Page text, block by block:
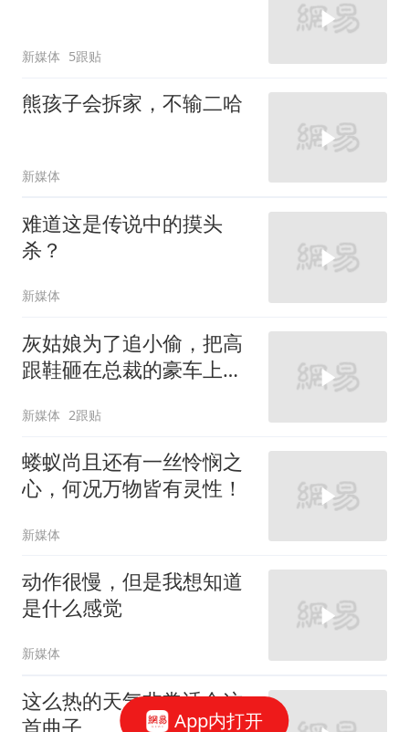
新媒体 5跟贴
熊孩子会拆家，不输二哈
新媒体
难道这是传说中的摸头
杀？
新媒体
灰姑娘为了追小偷，把高
跟鞋砸在总裁的豪车上，
新媒体 2跟贴
蝼蚁尚且还有一丝怜悯之
心，何况万物皆有灵性！
新媒体
动作很慢，但是我想知道
是什么感觉
新媒体
这么热的天气非常适合这
App内打开